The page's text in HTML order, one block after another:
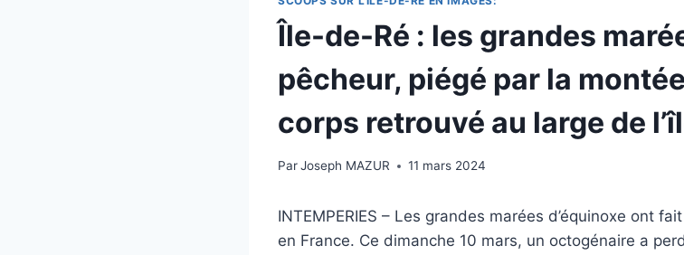
Île-de-Ré : les grandes
pêcheur, piégé par la
corps retrouvé au large de
ParJoseph MAZUR 11 mars 2024
INTEMPERIES – Les grandes marées d’équinoxe ont
en France. Ce dimanche 10 mars, un octogénaire a